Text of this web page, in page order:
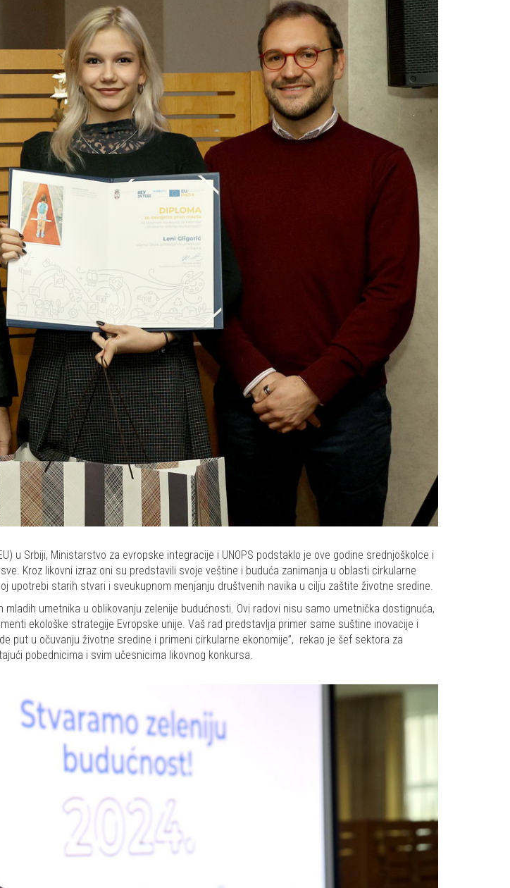
u Srbiji, Ministarstvo za evropske integracije i UNOPS podstaklo je ove godine srednjoškolce i
Kroz likovni izraz oni su predstavili svoje veštine i buduća zanimanja u oblasti cirkularne
upotrebi starih stvari i sveukupnom menjanju društvenih navika u cilju zaštite životne sredine.
umetnika u oblikovanju zelenije budućnosti. Ovi radovi nisu samo umetnička dostignuća,
ekološke strategije Evropske unije. Vaš rad predstavlja primer same suštine inovacije i
put u očuvanju životne sredine i primeni cirkularne ekonomije”, rekao je šef sektora za
pobednicima i svim učesnicima likovnog konkursa.